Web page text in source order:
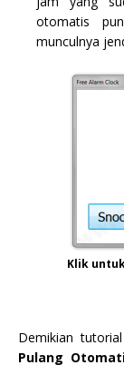
otomatis
munculnya
Klik
Demikian tutorial
Pulang